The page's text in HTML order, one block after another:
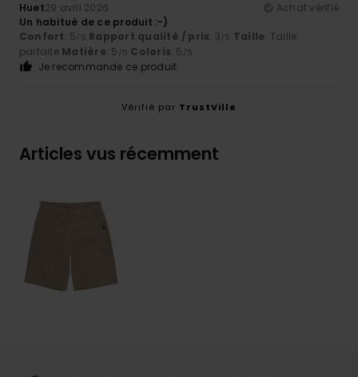
Huet29 avril 2026
Achat vérifié
Un habitué de ce produit :-)
Confort: 5/5 Rapport qualité / prix: 3/5 Taille: Taille
parfaite Matière: 5 /5 Coloris: 5 /5
Je recommande ce produit
Vérifié par TrustVille
Articles vus récemment